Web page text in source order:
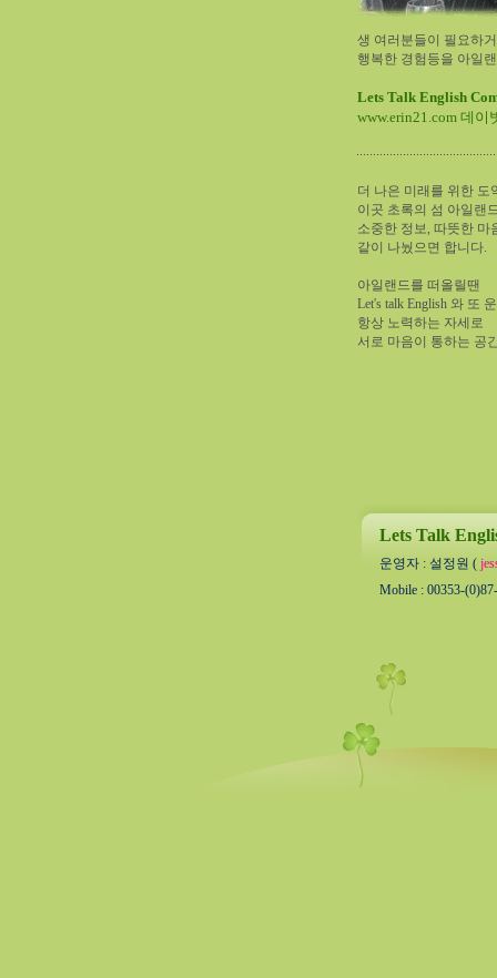
생 여러분들이 필요하
행복한 경험등을 아일
Lets Talk English
www.erin21.com 데이
더 나은 미래를 위한 도
이곳 초록의 섬 아일랜
소중한 정보, 따뜻한 마
같이 나눴으면 합니다.
아일랜드를 떠올릴땐
Let's talk English 와 또
항상 노력하는 자세로
서로 마음이 통하는 공
Lets Talk
운영자 : 설정원 (
Mobile : 00353-